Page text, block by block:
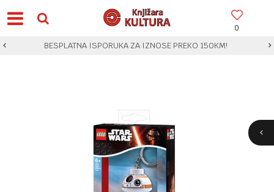
0
BESPLATNA ISPORUKA ZA IZNOSE PREKO 150KM!